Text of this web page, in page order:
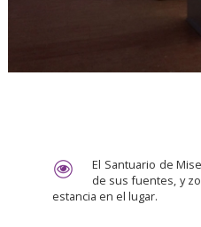
El Santuario de
de sus fuentes, y
estancia en el lugar.